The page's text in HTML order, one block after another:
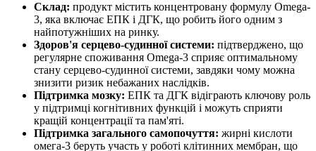
Склад: продукт містить концентровану формулу Omega-
3, яка включає ЕПК і ДГК, що робить його одним з
найпотужніших на ринку.
Здоров'я серцево-судинної системи: підтверджено, що
регулярне споживання Omega-3 сприяє оптимальному
стану серцево-судинної системи, завдяки чому можна
знизити ризик небажаних наслідків.
Підтримка мозку: ЕПК та ДГК відіграють ключову роль
у підтримці когнітивних функцій і можуть сприяти
кращій концентрації та пам'яті.
Підтримка загального самопочуття: жирні кислоти
омега-3 беруть участь у роботі клітинних мембран, що